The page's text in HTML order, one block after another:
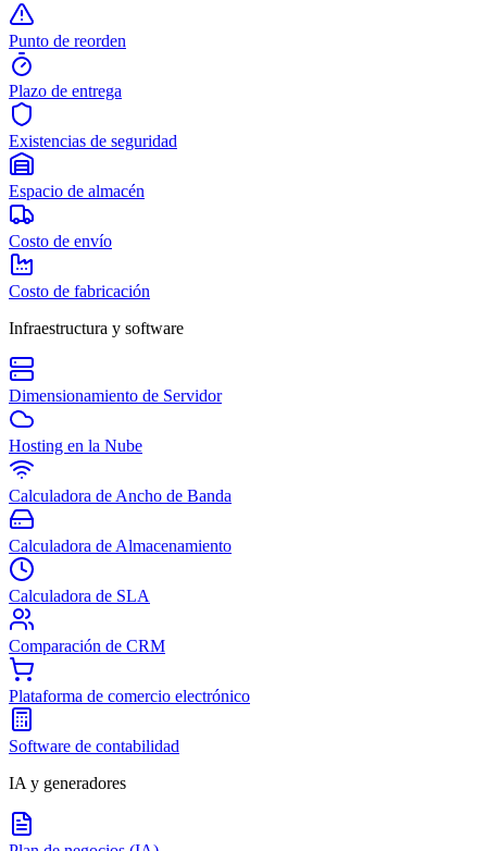
Punto de reorden
Plazo de entrega
Existencias de seguridad
Espacio de almacén
Costo de envío
Costo de fabricación
Infraestructura y software
Dimensionamiento de Servidor
Hosting en la Nube
Calculadora de Ancho de Banda
Calculadora de Almacenamiento
Calculadora de SLA
Comparación de CRM
Plataforma de comercio electrónico
Software de contabilidad
IA y generadores